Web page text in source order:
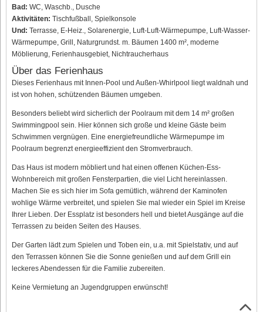
Bad: WC, Waschb., Dusche
Aktivitäten: Tischfußball, Spielkonsole
Und: Terrasse, E-Heiz., Solarenergie, Luft-Luft-Wärmepumpe, Luft-Wasser-
Wärmepumpe, Grill, Naturgrundst. m. Bäumen 1400 m², moderne
Möblierung, Ferienhausgebiet, Nichtraucherhaus
Über das Ferienhaus
Dieses Ferienhaus mit Innen-Pool und Außen-Whirlpool liegt waldnah und
ist von hohen, schützenden Bäumen umgeben.
Besonders beliebt wird sicherlich der Poolraum mit dem 14 m² großen
Swimmingpool sein. Hier können sich große und kleine Gäste beim
Schwimmen vergnügen. Eine energiefreundliche Wärmepumpe im
Poolraum begrenzt energieeffizient den Stromverbrauch.
Das Haus ist modern möbliert und hat einen offenen Küchen-Ess-
Wohnbereich mit großen Fensterpartien, die viel Licht hereinlassen.
Machen Sie es sich hier im Sofa gemütlich, während der Kaminofen
wohlige Wärme verbreitet, und spielen Sie mal wieder ein Spiel im Kreise
Ihrer Lieben. Der Essplatz ist besonders hell und bietet Ausgänge auf die
Terrassen zu beiden Seiten des Hauses.
Der Garten lädt zum Spielen und Toben ein, u.a. mit Spielstativ, und auf
den Terrassen können Sie die Sonne genießen und auf dem Grill ein
leckeres Abendessen für die Familie zubereiten.
Keine Vermietung an Jugendgruppen erwünscht!